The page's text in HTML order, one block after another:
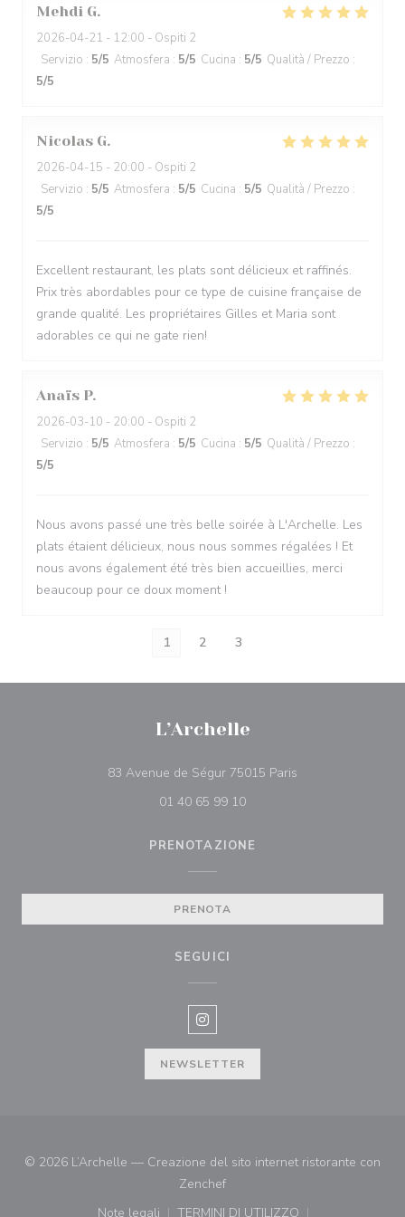
Mehdi G
2026-04-21 - 12:00 - Ospiti 2
Servizio : 5/5 Atmosfera : 5/5 Cucina : 5/5 Qualità / Prezzo :
5/5
Nicolas G
2026-04-15 - 20:00 - Ospiti 2
Servizio : 5/5 Atmosfera : 5/5 Cucina : 5/5 Qualità / Prezzo :
5/5
Excellent restaurant, les plats sont délicieux et raffinés.
Prix très abordables pour ce type de cuisine française de
grande qualité. Les propriétaires Gilles et Maria sont
adorables ce qui ne gate rien!
Anaïs P
2026-03-10 - 20:00 - Ospiti 2
Servizio : 5/5 Atmosfera : 5/5 Cucina : 5/5 Qualità / Prezzo :
5/5
Nous avons passé une très belle soirée à L'Archelle. Les
plats étaient délicieux, nous nous sommes régalées ! Et
nous avons également été très bien accueillies, merci
beaucoup pour ce doux moment !
1 2 3
L’Archelle
83 Avenue de Ségur 75015 Paris
01 40 65 99 10
PRENOTAZIONE
PRENOTA
SEGUICI
Instagram ((apre una nuova
NEWSLETTER
© 2026 L’Archelle — Creazione del sito internet ristorante con
Zenchef((apre una nuova finestra))
Note legali
TERMINI DI UTILIZZO